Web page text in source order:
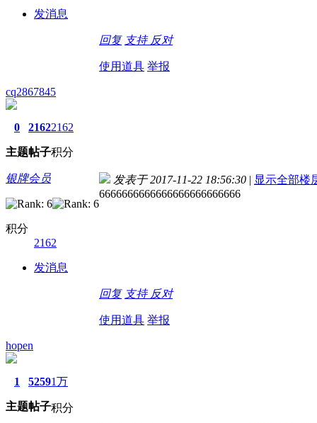
发消息
回复 支持 反对
使用道具 举报
cq2867845
0
主题
2162
帖子
2162
积分
银牌会员
积分
2162
发消息
发表于 2017-11-22 18:56:30 | 显示全部楼
6666666666666666666666666
回复 支持 反对
使用道具 举报
hopen
1
主题
5259
帖子
1万
积分